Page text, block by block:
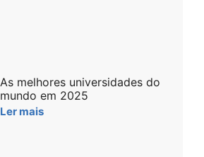
As melhores universidades do
mundo em 2025
Ler mais